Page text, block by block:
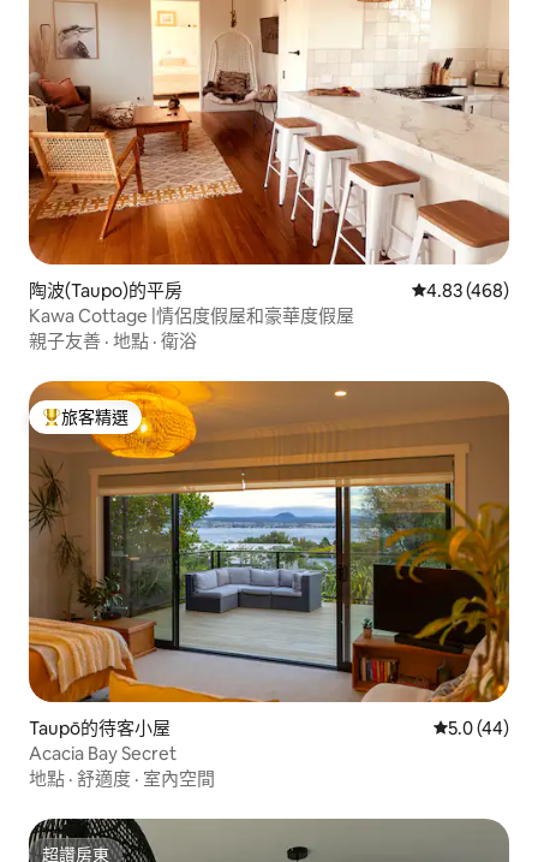
陶波(Taupo)的平房 從 468 則評價
4.83 (468)
Kawa Cottage |情侶度假屋和豪華度假屋
親子友善 · 地點 · 衛浴
旅客精選榜首
旅客精選
Taupō的待客小屋 從 44 則評
5.0 (44)
Acacia Bay Secret
地點 · 舒適度 · 室內空間
超讚房東